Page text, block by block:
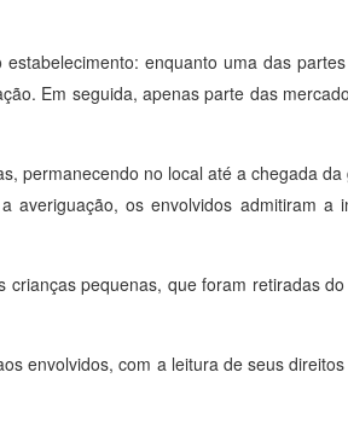
enquanto uma das
Em seguida, apenas parte das
permanecendo no local até a chegada
os envolvidos admitiram a
pequenas, que foram retiradas
envolvidos, com a leitura de seus